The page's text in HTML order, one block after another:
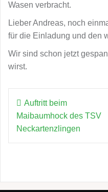
Wasen verbracht.
Lieber Andreas, noch
für die Einladung und den
Wir sind schon jetzt
wirst.
Auftritt beim
Maibaumhock des TSV
Neckartenzlingen